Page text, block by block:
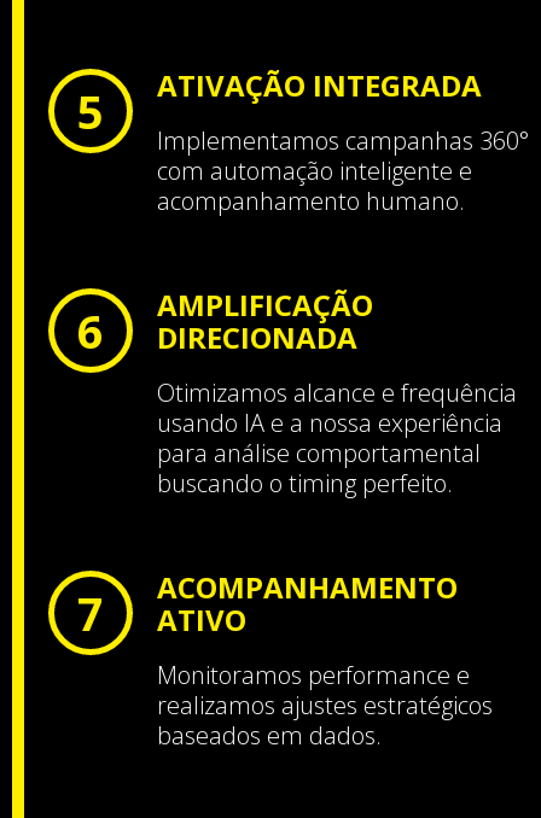
5 ATIVAÇÃO INTEGRADA
Implementamos campanhas 360°
com automação inteligente e
acompanhamento humano.
6
AMPLIFICAÇÃO
DIRECIONADA
Otimizamos alcance e frequência
usando IA e a nossa experiência
para análise comportamental
buscando o timing perfeito.
7
ACOMPANHAMENTO
ATIVO
Monitoramos performance e
realizamos ajustes estratégicos
baseados em dados.